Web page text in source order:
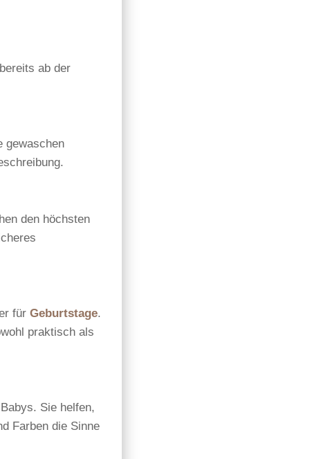
ab der
gewaschen
den höchsten
für Geburtstage.
praktisch als
Sie helfen,
Farben die Sinne